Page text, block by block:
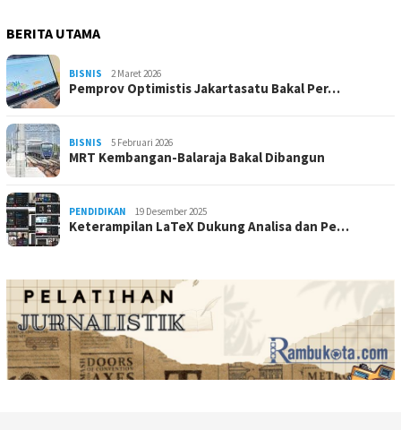
BERITA UTAMA
BISNIS 2 Maret 2026
Pemprov Optimistis Jakartasatu Bakal Per…
BISNIS 5 Februari 2026
MRT Kembangan-Balaraja Bakal Dibangun
PENDIDIKAN 19 Desember 2025
Keterampilan LaTeX Dukung Analisa dan Pe…